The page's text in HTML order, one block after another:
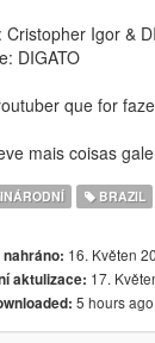
Cristopher Igor &
DIGATO
que for
mais coisas
BRAZIL
16. Květen
aktulizace: 17.
5 hours ago